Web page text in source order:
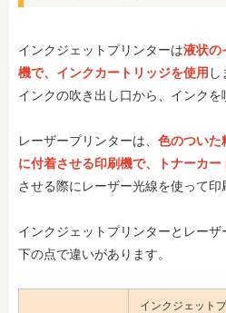
インクジェットプリンターは液状の
機で、インクカートリッジを使用
インクの吹き出し口から、インクを
レーザープリンターは、 色のついた
に付着させる印刷機で、トナーカー
させる際にレーザー光線を使って印
インクジェットプリンターとレー
下の点で違いがあります。
インクジェット